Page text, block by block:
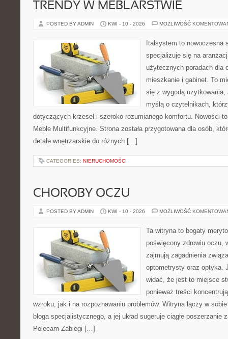
TRENDY W MEBLARSTWIE
POSTED BY ADMIN KWI - 10 - 2026 MOŻLIWOŚĆ
Italsystem to nowoczesna
specjalizuje się na
użytecznych poradach dla
mieszkanie i gabinet. To
się z wygodą użytkowania,
myślą o czytelnikach,
dotyczących krzeseł i szeroko rozumianego komfortu. Nowości
Meble Multifunkcyjne. Strona została przygotowana dla osób,
detale wnętrzarskie do różnych […]
CATEGORIES: NIERUCHOMOŚCI
CHOROBY OCZU
POSTED BY ADMIN KWI - 10 - 2026 MOŻLIWOŚĆ
Ta witryna to bogaty
poświęcony zdrowiu oczu,
zajmują zagadnienia
optometrysty oraz optyka.
widać, że jest to miejsce
ponieważ treści
wzroku, jak i na rozpoznawaniu problemów. Witryna łączy w
bloga specjalistycznego, a jej układ sugeruje ciągłe poszerzanie
Polecam Zabiegi […]